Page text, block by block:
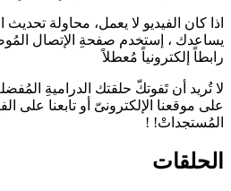
اذا كان الفيديو لا يعمل، محاولة تحديث
يساعدك ، إستخدم صفحةِ الإتصال
رابطاً إلكترونياً مُعطلاً
لا تُريد أن تَفوتكّ حلقتك الدراميةِ
على موقعنا الإلكترونىّ أو تابعنا
المُستجداتْ! !
الحلقات